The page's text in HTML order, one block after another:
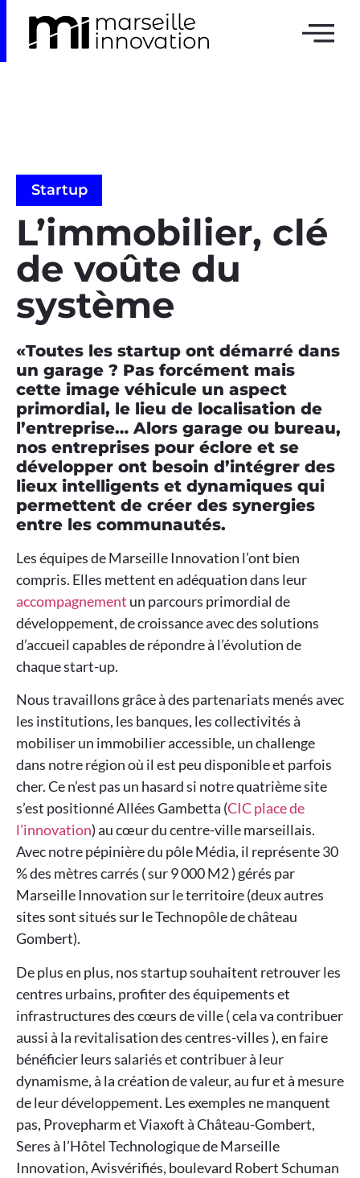
Startup
L’immobilier, clé
de voûte du
système
«Toutes les startup ont démarré dans
un garage ? Pas forcément mais
cette image véhicule un aspect
primordial, le lieu de localisation de
l’entreprise… Alors garage ou bureau,
nos entreprises pour éclore et se
développer ont besoin d’intégrer des
lieux intelligents et dynamiques qui
permettent de créer des synergies
entre les communautés.
Les équipes de Marseille Innovation l’ont bien
compris. Elles mettent en adéquation dans leur
accompagnement un parcours primordial de
développement, de croissance avec des solutions
d’accueil capables de répondre à l’évolution de
chaque start-up.
Nous travaillons grâce à des partenariats menés avec
les institutions, les banques, les collectivités à
mobiliser un immobilier accessible, un challenge
dans notre région où il est peu disponible et parfois
cher. Ce n’est pas un hasard si notre quatrième site
s’est positionné Allées Gambetta (CIC place de
l’innovation) au cœur du centre-ville marseillais.
Avec notre pépinière du pôle Média, il représente 30
% des mètres carrés ( sur 9 000 M2 ) gérés par
Marseille Innovation sur le territoire (deux autres
sites sont situés sur le Technopôle de château
Gombert).
De plus en plus, nos startup souhaitent retrouver les
centres urbains, profiter des équipements et
infrastructures des cœurs de ville ( cela va contribuer
aussi à la revitalisation des centres-villes ), en faire
bénéficier leurs salariés et contribuer à leur
dynamisme, à la création de valeur, au fur et à mesure
de leur développement. Les exemples ne manquent
pas, Provepharm et Viaxoft à Château-Gombert,
Seres à l’Hôtel Technologique de Marseille
Innovation, Avisvérifiés, boulevard Robert Schuman